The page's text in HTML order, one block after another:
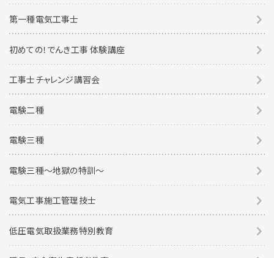
第一種電気工事士
初めての！でんき工事 体験講座
工事士チャレンジ講習会
電験二種
電験三種
電験三種〜地獄の特訓〜
電気工事施工管理技士
低圧電気取扱業務特別教育